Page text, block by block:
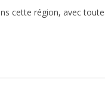
cette région, avec